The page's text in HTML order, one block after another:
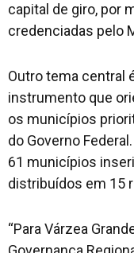
capital de giro, por
credenciadas pelo
Outro tema central
instrumento que
os municípios
do Governo
61 municípios
distribuídos em 15
“Para Várzea